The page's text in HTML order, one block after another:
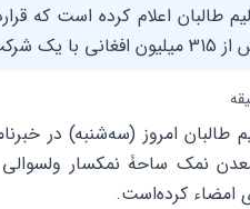
طالبان اعلام کرده است که
کرده است.
طالبان امروز (سه‌شنبه) در
نمک ساحۀ نمکسار
امضاء کرده‌است.